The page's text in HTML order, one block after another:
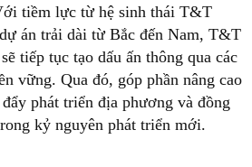
tiềm lực từ hệ sinh thái T&T
án trải dài từ Bắc đến Nam, T&T
tiếp tục tạo dấu ấn thông qua các
vững. Qua đó, góp phần nâng cao
phát triển địa phương và đồng
kỷ nguyên phát triển mới.